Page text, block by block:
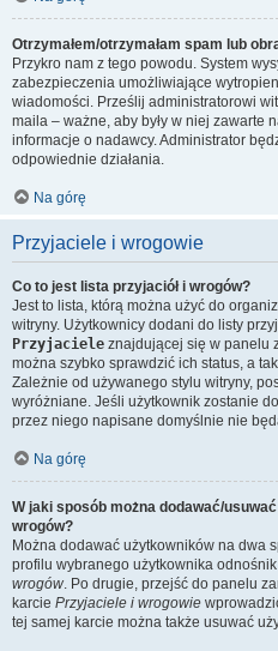
Otrzymałem/otrzymałam spam lub
Przykro nam z tego powodu. System
zabezpieczenia umożliwiające
wiadomości. Prześlij administratorowi
maila – ważne, aby były w niej zawarte
informacje o nadawcy. Administrator
odpowiednie działania.
Na górę
Przyjaciele i wrogowie
Co to jest lista przyjaciół i wrogów?
Jest to lista, którą można użyć do
witryny. Użytkownicy dodani do listy
Przyjaciele znajdującej się w panelu
można szybko sprawdzić ich status, a
Zależnie od używanego stylu witryny,
wyróżniane. Jeśli użytkownik zostanie
przez niego napisane domyślnie nie
Na górę
W jaki sposób można dodawać/
wrogów?
Można dodawać użytkowników na dwa
profilu wybranego użytkownika odnośnik
wrogów. Po drugie, przejść do panelu
karcie Przyjaciele i wrogowie
tej samej karcie można także usuwać